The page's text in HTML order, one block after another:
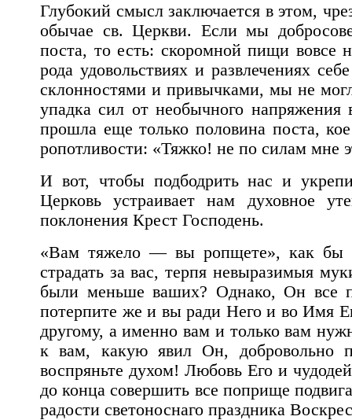
Глубокий смысл заключается в этом,
обычае св. Церкви. Если мы
поста, то есть: скоромной пищи вовсе
рода удовольствиях и развлечениях
склонностями и привычками, мы не
упадка сил от необычного напряжения
прошла еще только половина поста,
ропотливости: «Тяжко! не по силам мне
И вот, чтобы подбодрить нас и
Церковь устраивает нам духовное
поклонения Крест Господень.
«Вам тяжело — вы ропщете», как бы
страдать за вас, терпя невыразимыя
были меньше ваших? Однако, Он все
потерпите же и вы ради Него и во Имя
другому, а именно вам и только вам
к вам, какую явил Он, добровольно
воспряньте духом! Любовь Его и
до конца совершить все поприще
радости светоноснаго праздника